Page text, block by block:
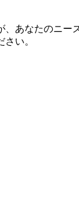
あなたのニー
い。